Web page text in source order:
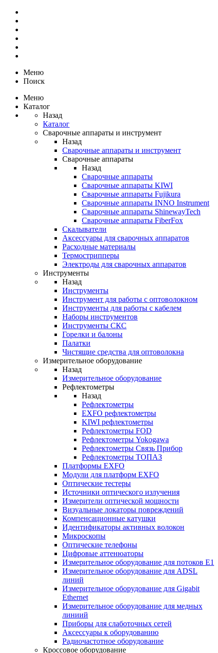
Меню
Поиск
Меню
Каталог
Назад
Каталог
Сварочные аппараты и инструмент
Назад
Сварочные аппараты и инструмент
Сварочные аппараты
Назад
Сварочные аппараты
Сварочные аппараты KIWI
Сварочные аппараты Fujikura
Сварочные аппараты INNO Instrument
Сварочные аппараты ShinewayTech
Cварочные аппараты FiberFox
Скалыватели
Аксессуары для сварочных аппаратов
Расходные материалы
Термострипперы
Электроды для сварочных аппаратов
Инструменты
Назад
Инструменты
Инструмент для работы с оптоволокном
Инструменты для работы с кабелем
Наборы инструментов
Инструменты СКС
Горелки и балоны
Палатки
Чистящие средства для оптоволокна
Измерительное оборудование
Назад
Измерительное оборудование
Рефлектометры
Назад
Рефлектометры
EXFO рефлектометры
KIWI рефлектометры
Рефлектометры FOD
Рефлектометры Yokogawa
Рефлектометры Связь Прибор
Рефлектометры ТОПАЗ
Платформы EXFO
Модули для платформ EXFO
Оптические тестеры
Источники оптического излучения
Измерители оптической мощности
Визуальные локаторы повреждений
Компенсационные катушки
Идентификаторы активных волокон
Микроскопы
Оптические телефоны
Цифровые аттенюаторы
Измерительное оборудование для потоков Е1
Измерительное оборудование для ADSL
линий
Измерительное оборудование для Gigabit
Ethernet
Измерительное оборудование для медных
линиий
Приборы для слаботочных сетей
Аксессуары к оборудованию
Радиочастотное оборудование
Кроссовое оборудование